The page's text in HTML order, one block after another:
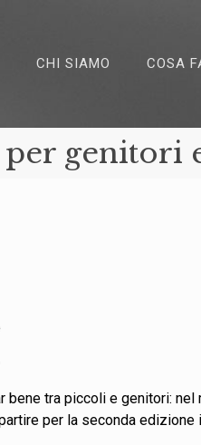
CHI SIAMO COSA
genitori
bene tra piccoli e genitori:
per la seconda edizione